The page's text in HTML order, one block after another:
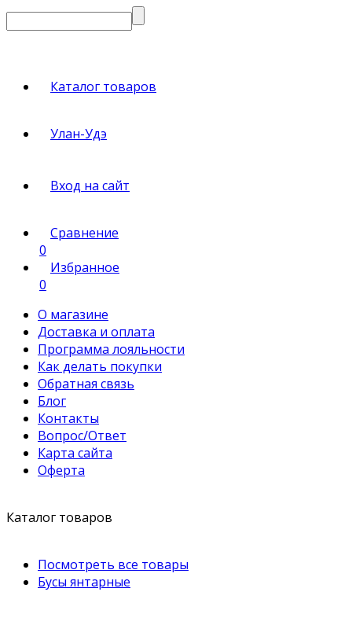
Каталог товаров
Улан-Удэ
Вход на сайт
Сравнение
0
Избранное
0
О магазине
Доставка и оплата
Программа лояльности
Как делать покупки
Обратная связь
Блог
Контакты
Вопрос/Ответ
Карта сайта
Оферта
Каталог товаров
Посмотреть все товары
Бусы янтарные